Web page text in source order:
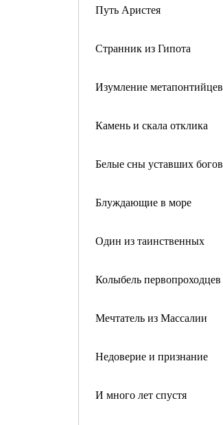
Путь Аристея
Странник из Гипота
Изумление метапонтийцев
Камень и скала отклика
Белые сны уставших богов
Блуждающие в море
Один из таинственных
Колыбель первопроходцев
Мечтатель из Массалии
Недоверие и признание
И много лет спустя